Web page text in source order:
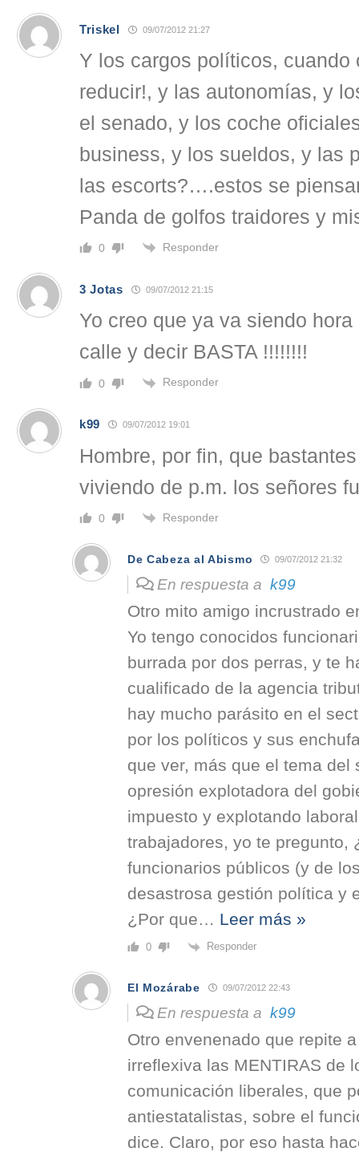
Triskel 09/07/2012 21:27
Y los cargos políticos, cuando
reducir!, y las autonomías, y
el senado, y los coche
business, y los sueldos, y las
las escorts?….estos se
Panda de golfos traidores y
0 Responder
3 Jotas 09/07/2012 21:15
Yo creo que ya va siendo
calle y decir BASTA !!!!!!!!
0 Responder
k99 09/07/2012 19:01
Hombre, por fin, que
viviendo de p.m. los señores
0 Responder
De Cabeza al Abismo 09/07/2012 21:32
En respuesta a k99
Otro mito amigo incrustrado
Yo tengo conocidos
burrada por dos perras, y te
cualificado de la agencia
hay mucho parásito en el
por los políticos y sus
que ver, más que el tema del
opresión explotadora del
impuesto y explotando
trabajadores, yo te pregunto,
funcionarios públicos (y de
desastrosa gestión política y
¿Por que… Leer más »
0 Responder
El Mozárabe 09/07/2012 22:43
En respuesta a k99
Otro envenenado que repite
irreflexiva las MENTIRAS de
comunicación liberales, que
antiestatalistas, sobre el
dice. Claro, por eso hasta